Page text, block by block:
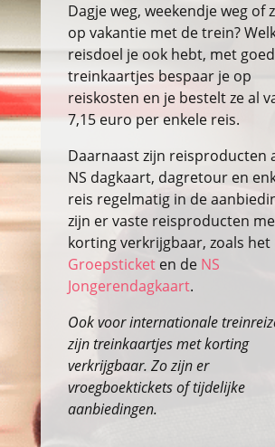
Dagje weg, weekendje weg of
op vakantie met de trein?
reisdoel je ook hebt, met
treinkaartjes bespaar je op
reiskosten en je bestelt ze al
7,15 euro per enkele reis.
Daarnaast zijn reisproducten
NS dagkaart, dagretour en
reis regelmatig in de
zijn er vaste reisproducten
korting verkrijgbaar, zoals het
Groepsticketen de NS
Jongerendagkaart.
Ook voor internationale
zijn treinkaartjes met korting
verkrijgbaar. Zo zijn er
vroegboektickets of tijdelijke
aanbiedingen.